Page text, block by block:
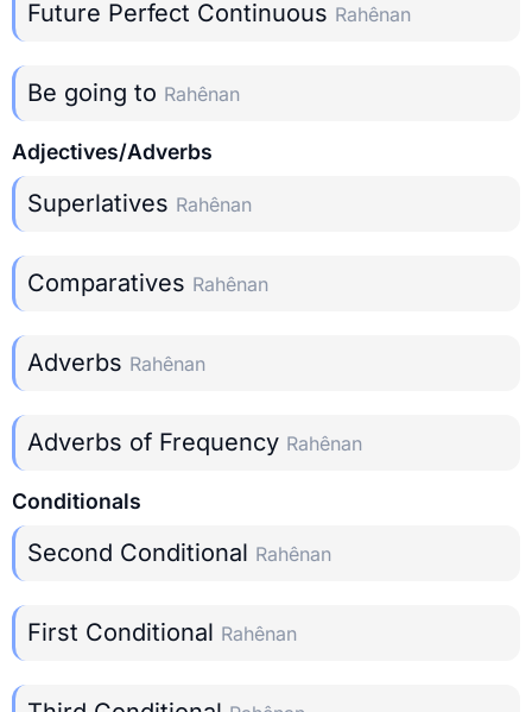
Future Perfect Continuous Rahênan
Be going to Rahênan
Adjectives/Adverbs
Superlatives Rahênan
Comparatives Rahênan
Adverbs Rahênan
Adverbs of Frequency Rahênan
Conditionals
Second Conditional Rahênan
First Conditional Rahênan